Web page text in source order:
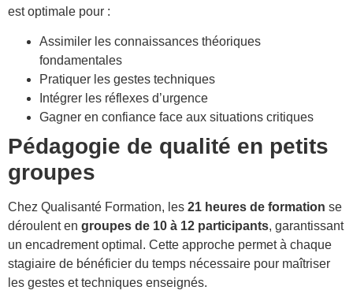
est optimale pour :
Assimiler les connaissances théoriques
fondamentales
Pratiquer les gestes techniques
Intégrer les réflexes d’urgence
Gagner en confiance face aux situations critiques
Pédagogie de qualité en petits
groupes
Chez Qualisanté Formation, les 21 heures de formation se
déroulent en groupes de 10 à 12 participants, garantissant
un encadrement optimal. Cette approche permet à chaque
stagiaire de bénéficier du temps nécessaire pour maîtriser
les gestes et techniques enseignés.